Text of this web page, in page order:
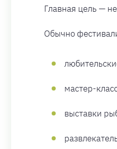
Главная цель —
Обычно
мастер-
выставки